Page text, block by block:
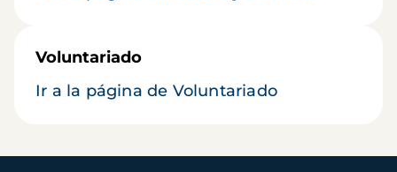
Voluntariado
Ir a la página de Voluntariado